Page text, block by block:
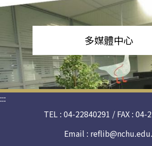
多媒體中心
:::
TEL : 04-22840291 / FAX : 04-
Email :